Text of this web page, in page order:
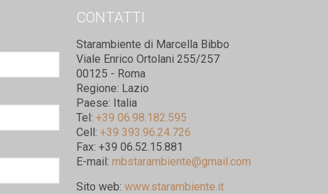
CONTATTI
Starambiente di Marcella Bibbo
Viale Enrico Ortolani 255/257
00125 - Roma
Regione: Lazio
Paese: Italia
Tel: +39 06.98.182.595
Cell: +39 393.96.24.726
Fax: +39 06.52.15.881
E-mail: mbstarambiente@gmail.com
Sito web: www.starambiente.it